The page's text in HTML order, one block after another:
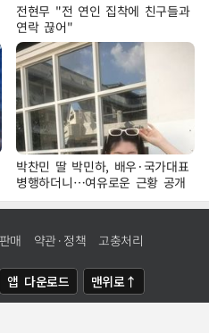
전현무 "전 연인 집착에 친구들과
연락 끊어"
박찬민 딸 박민하, 배우·국가대표
병행하더니…여유로운 근황 공개
매 약관·정책 고충처리
앱 다운로드 맨위로↑